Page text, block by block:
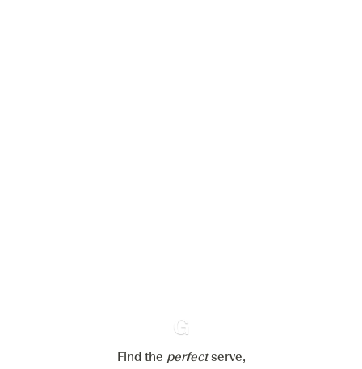
Ginventory
Find the perfectserve,